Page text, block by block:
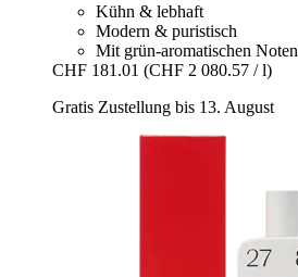
Kühn & lebhaft
Modern & puristisch
Mit grün-aromatischen Noten
CHF 181.01 (CHF 2 080.57 / l)
Gratis Zustellung bis 13. August